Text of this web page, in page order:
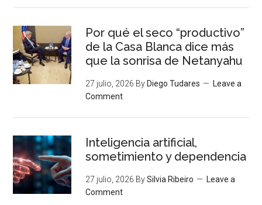
Por qué el seco “productivo”
de la Casa Blanca dice más
que la sonrisa de Netanyahu
27 julio, 2026 By Diego Tudares
Leave a
Comment
Inteligencia artificial,
sometimiento y dependencia
27 julio, 2026 BySilvia Ribeiro
Leave a
Comment